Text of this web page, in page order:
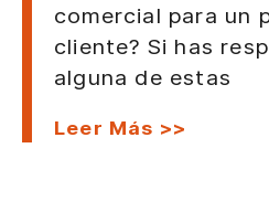
comercial para un
cliente? Si has
alguna de estas
Leer Más >>